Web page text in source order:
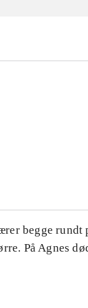
begge rundt
På Agnes